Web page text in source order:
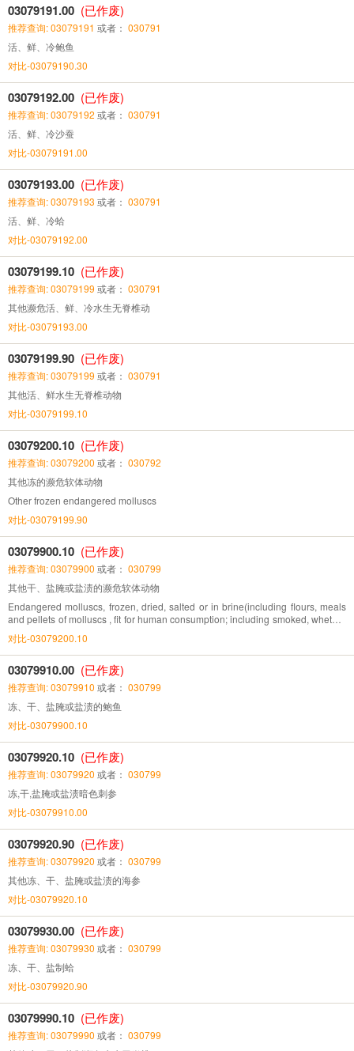
03079191.00 (已作废)
推荐查询: 03079191 或者： 030791
活、鲜、冷鲍鱼
对比-03079190.30
03079192.00 (已作废)
推荐查询: 03079192 或者： 030791
活、鲜、冷沙蚕
对比-03079191.00
03079193.00 (已作废)
推荐查询: 03079193 或者： 030791
活、鲜、冷蛤
对比-03079192.00
03079199.10 (已作废)
推荐查询: 03079199 或者： 030791
其他濒危活、鲜、冷水生无脊椎动
对比-03079193.00
03079199.90 (已作废)
推荐查询: 03079199 或者： 030791
其他活、鲜水生无脊椎动物
对比-03079199.10
03079200.10 (已作废)
推荐查询: 03079200 或者： 030792
其他冻的濒危软体动物
Other frozen endangered molluscs
对比-03079199.90
03079900.10 (已作废)
推荐查询: 03079900 或者： 030799
其他干、盐腌或盐渍的濒危软体动物
Endangered molluscs, frozen, dried, salted or in brine(including flours, meals
and pellets of molluscs , fit for human consumption; including smoked, whether
in shell or not, whether or not cooked before or during the smoking process)
对比-03079200.10
03079910.00 (已作废)
推荐查询: 03079910 或者： 030799
冻、干、盐腌或盐渍的鲍鱼
对比-03079900.10
03079920.10 (已作废)
推荐查询: 03079920 或者： 030799
冻,干,盐腌或盐渍暗色刺参
对比-03079910.00
03079920.90 (已作废)
推荐查询: 03079920 或者： 030799
其他冻、干、盐腌或盐渍的海参
对比-03079920.10
03079930.00 (已作废)
推荐查询: 03079930 或者： 030799
冻、干、盐制蛤
对比-03079920.90
03079990.10 (已作废)
推荐查询: 03079990 或者： 030799